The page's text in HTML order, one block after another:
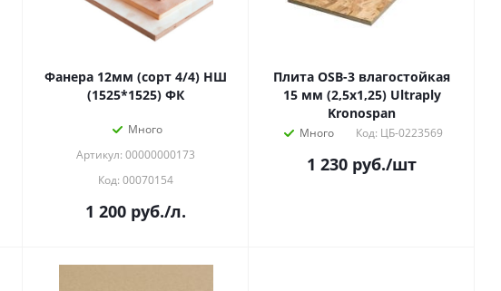
Фанера 12мм (сорт 4/4) НШ
(1525*1525) ФК
Много
Артикул: 00000000173
Код: 00070154
1 200 руб./л.
Плита OSB-3 влагостойкая
15 мм (2,5х1,25) Ultraply
Kronospan
Много Код: ЦБ-0223569
1 230 руб./шт